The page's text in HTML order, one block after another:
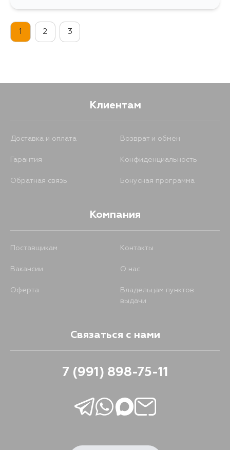
18 августа
1 2 3
Клиентам
Доставка и оплата Возврат и обмен
Гарантия Конфиденциальность
Обратная связь Бонусная программа
Компания
Поставщикам Контакты
Вакансии О нас
Оферта
Владельцам пунктов
выдачи
Связаться с нами
7 (991) 898-75-11